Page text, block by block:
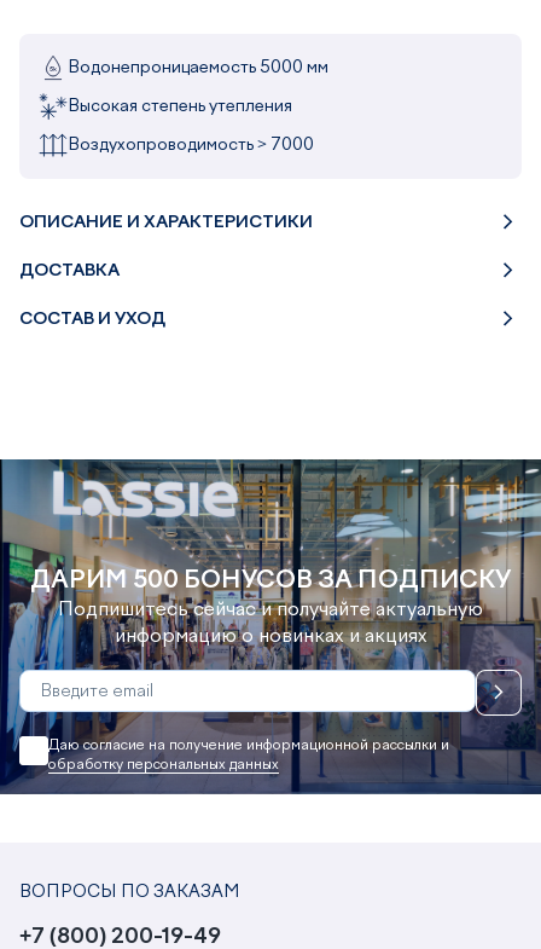
Водонепроницаемость 5000 мм
Высокая степень утепления
Воздухопроводимость > 7000
ОПИСАНИЕ И ХАРАКТЕРИСТИКИ
ДОСТАВКА
СОСТАВ И УХОД
ДАРИМ 500 БОНУСОВ ЗА ПОДПИСКУ
Подпишитесь сейчас и получайте актуальную
информацию о новинках и акциях
Даю согласие на получение информационной рассылки и
обработку персональных данных
ВОПРОСЫ ПО ЗАКАЗАМ
+7 (800) 200-19-49